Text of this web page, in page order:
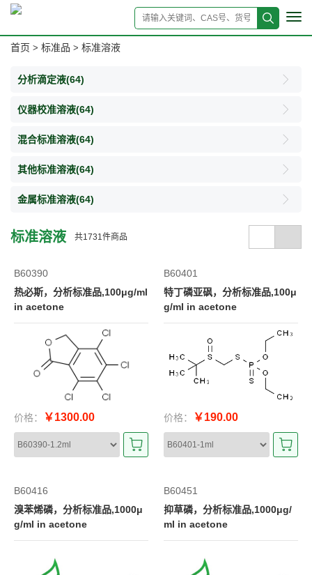
首页 > 标准品 > 标准溶液
分析滴定液(64)
仪器校准溶液(64)
混合标准溶液(64)
其他标准溶液(64)
金属标准溶液(64)
标准溶液 共1731 件商品
B60390
热必斯，分析标准品,100μg/ml
in acetone
价格： ￥1300.00
B60401
特丁磷亚砜，分析标准品,100μ
g/ml in acetone
价格： ￥190.00
B60416
溴苯烯磷，分析标准品,1000μ
g/ml in acetone
B60451
抑草磷，分析标准品,1000μg/
ml in acetone